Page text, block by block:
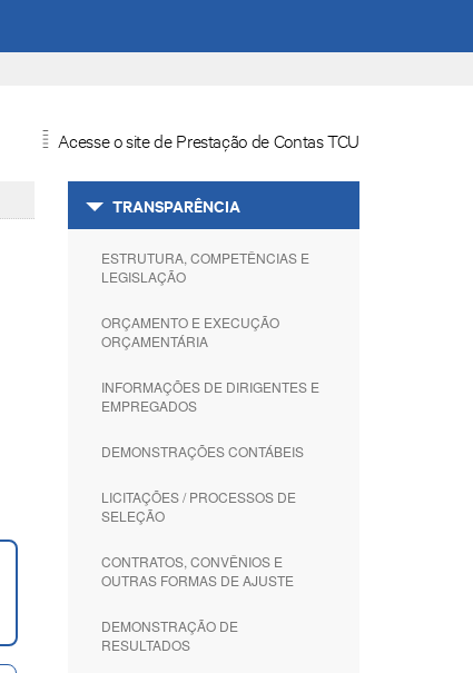
= Acesse o site de Prestação de Contas TCU
TRANSPARÊNCIA
ESTRUTURA, COMPETÊNCIAS E
LEGISLAÇÃO
ORÇAMENTO E EXECUÇÃO
ORÇAMENTÁRIA
INFORMAÇÕES DE DIRIGENTES E
EMPREGADOS
DEMONSTRAÇÕES CONTÁBEIS
LICITAÇÕES / PROCESSOS DE
SELEÇÃO
CONTRATOS, CONVÊNIOS E
OUTRAS FORMAS DE AJUSTE
DEMONSTRAÇÃO DE
RESULTADOS